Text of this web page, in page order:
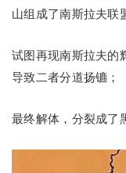
山组成了南斯拉夫联
试图再现南斯拉夫的
导致二者分道扬镳；
最终解体，分裂成了